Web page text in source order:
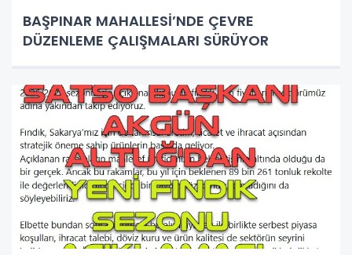
BAŞPINAR MAHALLESİ’NDE ÇEVRE
DÜZENLEME ÇALIŞMALARI SÜRÜYOR